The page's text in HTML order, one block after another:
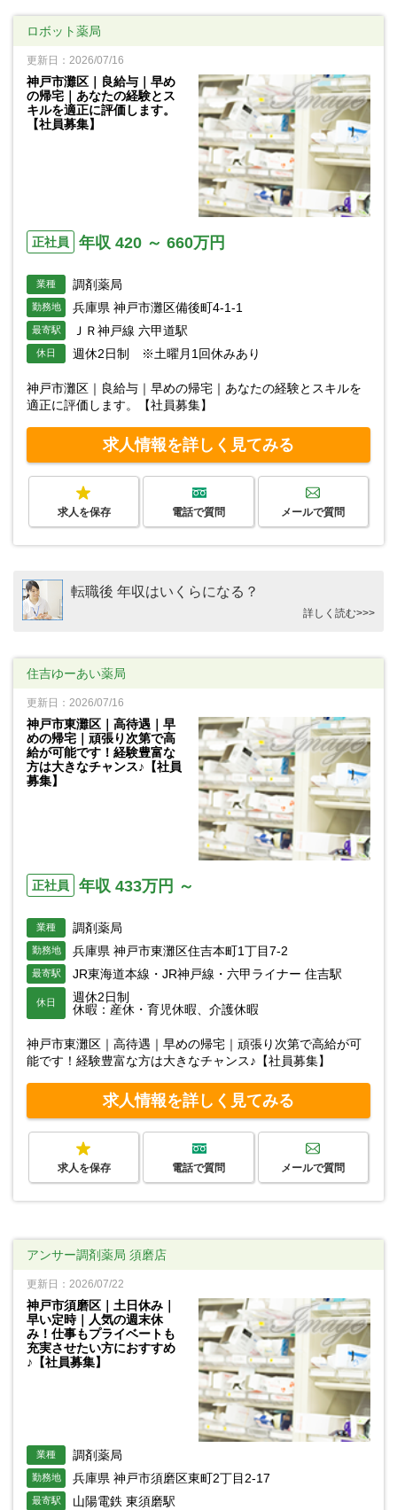
ロボット薬局
更新日：2026/07/16
神戸市灘区｜良給与｜早め
の帰宅｜あなたの経験とス
キルを適正に評価します。
【社員募集】
正社員 年収 420 ～ 660万円
業種 調剤薬局
勤務地 兵庫県 神戸市灘区備後町4-1-1
最寄駅 ＪＲ神戸線 六甲道駅
休日 週休2日制 ※土曜月1回休みあり
神戸市灘区｜良給与｜早めの帰宅｜あなたの経験とスキルを
適正に評価します。【社員募集】
求人情報を詳しく見てみる
求人を保存 電話で質問 メールで質問
転職後 年収はいくらになる？
詳しく読む>>>
住吉ゆーあい薬局
更新日：2026/07/16
神戸市東灘区｜高待遇｜早
めの帰宅｜頑張り次第で高
給が可能です！経験豊富な
方は大きなチャンス♪【社員
募集】
正社員 年収 433万円 ～
業種 調剤薬局
勤務地 兵庫県 神戸市東灘区住吉本町1丁目7-2
最寄駅 JR東海道本線・JR神戸線・六甲ライナー 住吉駅
休日
週休2日制
休暇：産休・育児休暇、介護休暇
神戸市東灘区｜高待遇｜早めの帰宅｜頑張り次第で高給が可
能です！経験豊富な方は大きなチャンス♪【社員募集】
求人情報を詳しく見てみる
求人を保存 電話で質問 メールで質問
アンサー調剤薬局 須磨店
更新日：2026/07/22
神戸市須磨区｜土日休み｜
早い定時｜人気の週末休
み！仕事もプライベートも
充実させたい方におすすめ
♪【社員募集】
業種 調剤薬局
勤務地 兵庫県 神戸市須磨区東町2丁目2-17
最寄駅 山陽電鉄 東須磨駅